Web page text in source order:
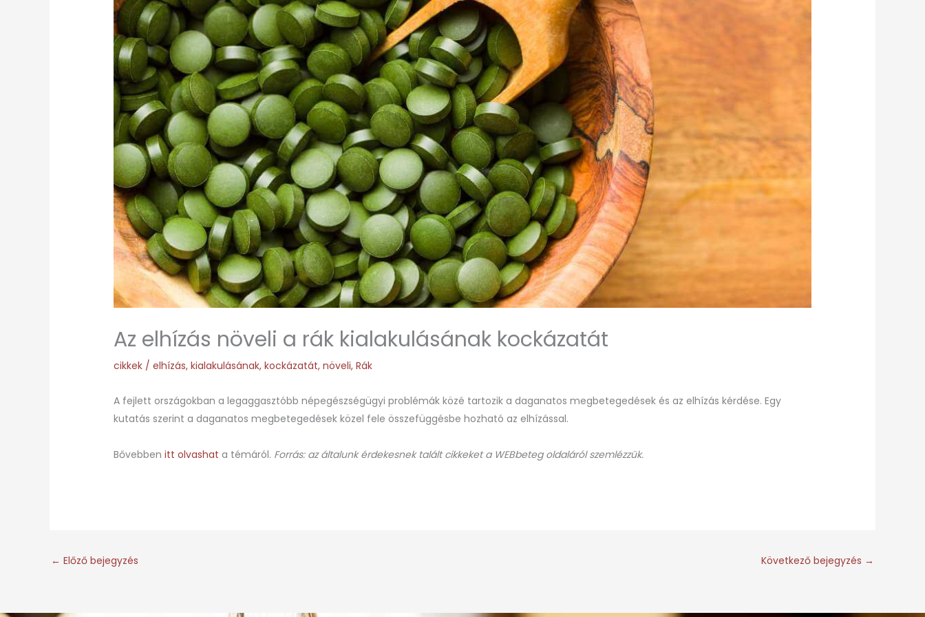
Az elhízás növeli a rák kialakulásának kockázatát
cikkek /elhízás,kialakulásának,kockázatát,növeli,Rák
A fejlett országokban a legaggasztóbb népegészségügyi problémák közé tartozik a daganatos megbetegedések és az elhízás kérdése. Egy
kutatás szerint a daganatos megbetegedések közel fele összefüggésbe hozható az elhízással.
Bővebbenitt olvashata témáról. Forrás: az általunk érdekesnek talált cikkeket a WEBbeteg oldaláról szemlézzük.
← Előző bejegyzés Következő bejegyzés →